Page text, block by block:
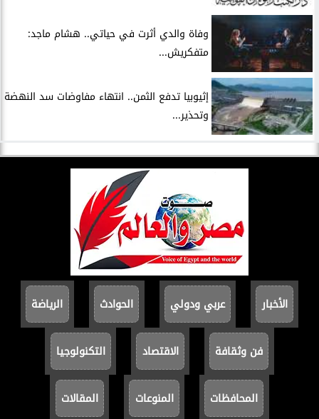
وفاة والدي أثرت في حياتي.. هشام ماجد:
متفكريش...
إثيوبيا تدفع الثمن.. انتهاء مفاوضات سد النهضة
وتحذير...
الأخبار عربي ودولي الحوادث الرياضة
فن وثقافة الاقتصاد التكنولوجيا
المحافظات المنوعات المقالات